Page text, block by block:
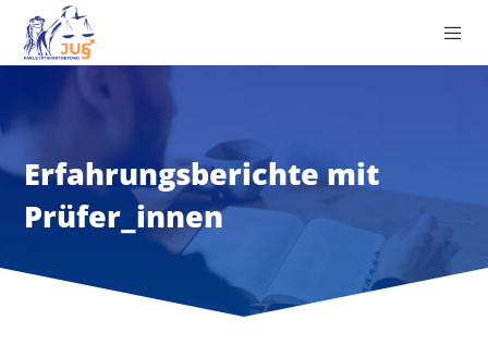
Erfahrungsberichte mit
Prüfer_innen